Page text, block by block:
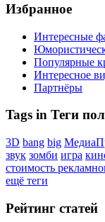
Избранное
Интересные
Популярные
Интересное
Партнёры
Tags in Теги
3D bang big
звук зомби игра
стоимость
ещё теги
Рейтинг статей